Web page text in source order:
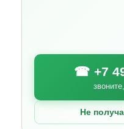
☎ +7
Не